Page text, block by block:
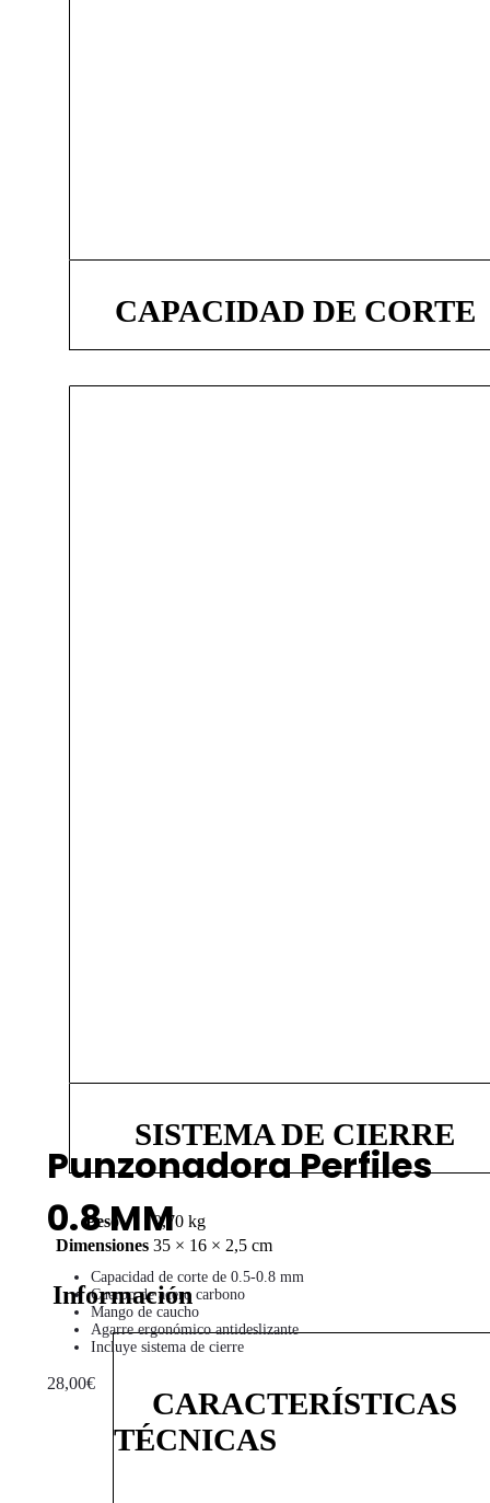
Punzonadora Perfiles
0.8 MM
Capacidad de corte de 0.5-0.8 mm
Cuerpo de acero carbono
Mango de caucho
Agarre ergonómico antideslizante
Incluye sistema de cierre
28,00€
CAPACIDAD DE CORTE
SISTEMA DE CIERRE
Peso
0,70 kg
Dimensiones 35 × 16 × 2,5 cm
Información
CARACTERÍSTICAS
TÉCNICAS